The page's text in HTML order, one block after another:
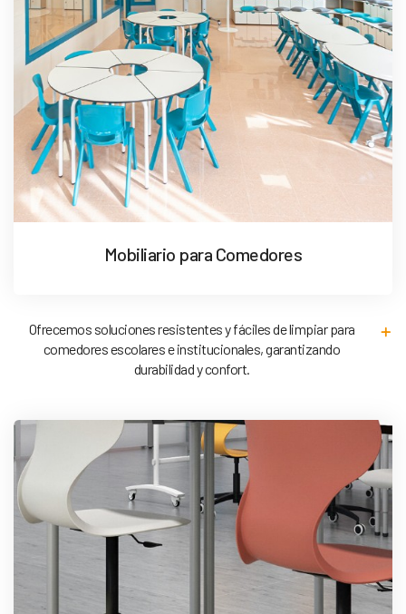
Mobiliario para Comedores
Ofrecemos soluciones resistentes y fáciles de limpiar para
comedores escolares e institucionales, garantizando
durabilidad y confort.